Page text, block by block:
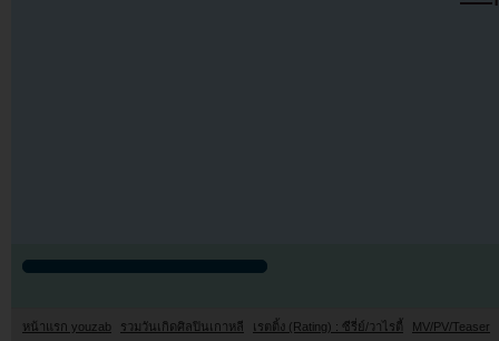
หน้าแรก youzab รวมวันเกิดศิลปินเกาหลี เรตติ้ง (Rating) : ซีรี่ย์/วาไรตี้
MV/PV/Teaser